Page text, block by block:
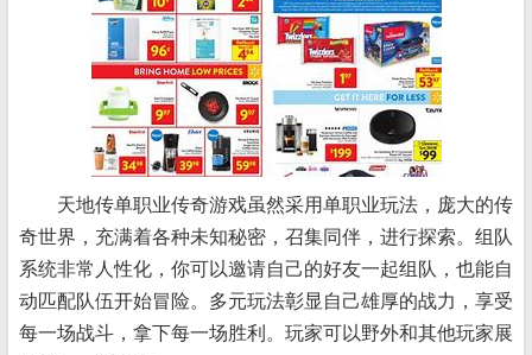
天地传单职业传奇游戏虽然采用单职业玩法，庞大的传
奇世界，充满着各种未知秘密，召集同伴，进行探索。组队
系统非常人性化，你可以邀请自己的好友一起组队，也能自
动匹配队伍开始冒险。多元玩法彰显自己雄厚的战力，享受
每一场战斗，拿下每一场胜利。玩家可以野外和其他玩家展